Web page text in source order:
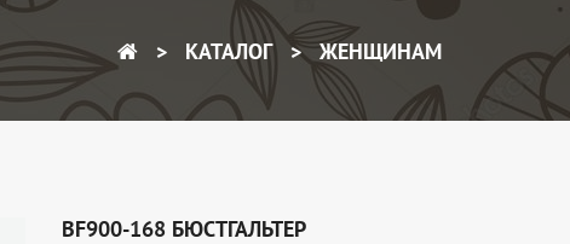
КАТАЛОГ ЖЕНЩИНАМ
BF900-168 БЮСТГАЛЬТЕР